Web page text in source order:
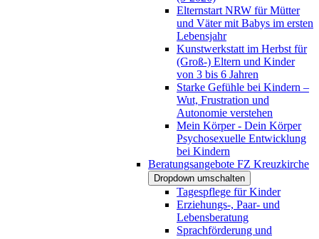
Elternstart NRW für Mütter
und Väter mit Babys im ersten
Lebensjahr
Kunstwerkstatt im Herbst für
(Groß-) Eltern und Kinder
von 3 bis 6 Jahren
Starke Gefühle bei Kindern –
Wut, Frustration und
Autonomie verstehen
Mein Körper - Dein Körper
Psychosexuelle Entwicklung
bei Kindern
Beratungsangebote FZ Kreuzkirche
Dropdown umschalten
Tagespflege für Kinder
Erziehungs-, Paar- und
Lebensberatung
Sprachförderung und